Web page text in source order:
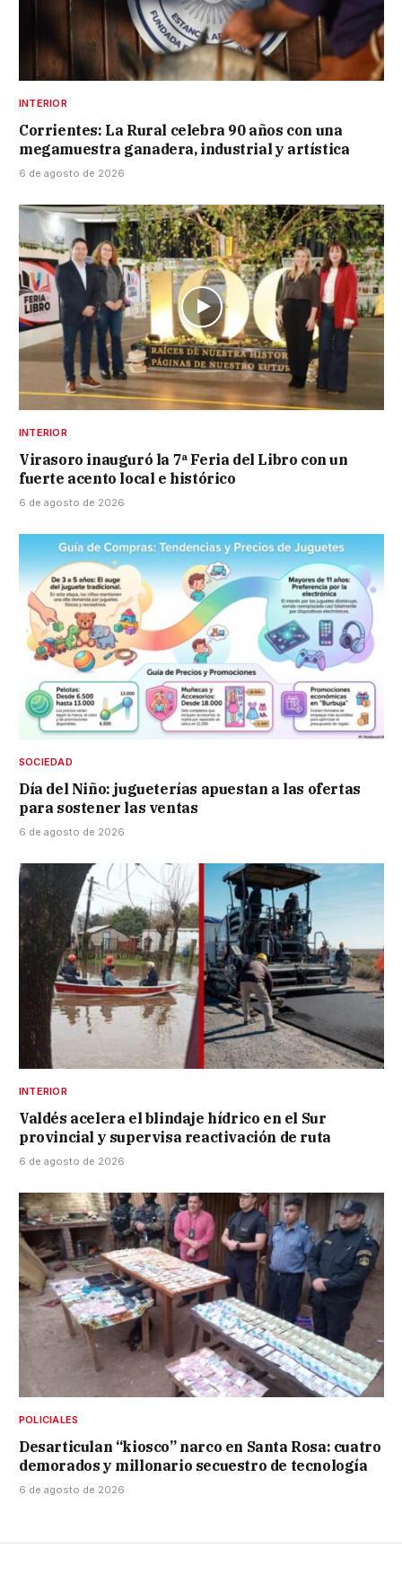
INTERIOR
Corrientes: La Rural celebra 90 años con una
megamuestra ganadera, industrial y artística
6 de agosto de 2026
INTERIOR
Virasoro inauguró la 7ª Feria del Libro con un
fuerte acento local e histórico
6 de agosto de 2026
SOCIEDAD
Día del Niño: jugueterías apuestan a las ofertas
para sostener las ventas
6 de agosto de 2026
INTERIOR
Valdés acelera el blindaje hídrico en el Sur
provincial y supervisa reactivación de ruta
6 de agosto de 2026
POLICIALES
Desarticulan “kiosco” narco en Santa Rosa: cuatro
demorados y millonario secuestro de tecnología
6 de agosto de 2026